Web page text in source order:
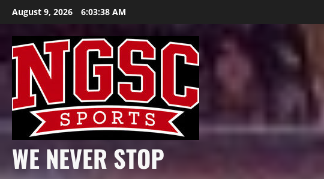
Skip
content
August 9, 2026 6:03:40 AM
WE NEVER STOP